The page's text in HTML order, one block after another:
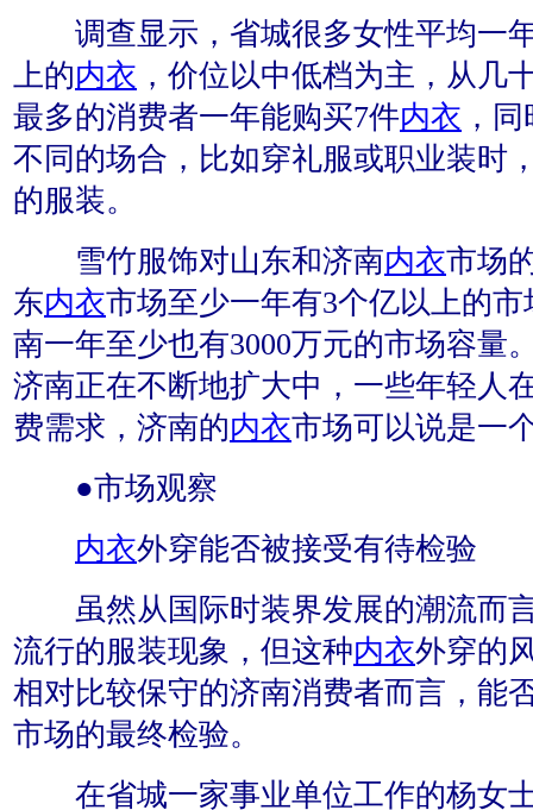
调查显示，省城很多女性平均一
上的内衣 ，价位以中低档为主，从几
最多的消费者一年能购买7件内衣 ，
不同的场合，比如穿礼服或职业装时
的服装。
雪竹服饰对山东和济南内衣市场
东内衣市场至少一年有3个亿以上的
南一年至少也有3000万元的市场容量
济南正在不断地扩大中，一些年轻人
费需求，济南的内衣市场可以说是一
●市场观察
内衣外穿能否被接受有待检验
虽然从国际时装界发展的潮流而
流行的服装现象，但这种内衣外穿的
相对比较保守的济南消费者而言，能
市场的最终检验。
在省城一家事业单位工作的杨女